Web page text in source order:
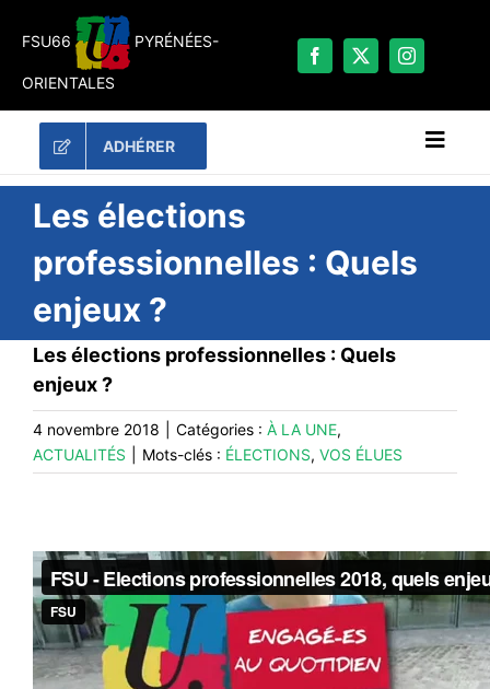
FSU66 PYRÉNÉES-
ORIENTALES
ADHÉRER
LES UNES
LA FSU 66
PUBLICATIONS
CONTACT
#FORMATION
#COMMUNIQUÉS
#ÉLECTIONS
Les élections
professionnelles : Quels
enjeux ?
Les élections professionnelles : Quels
enjeux ?
4 novembre 2018 Catégories : À LA UNE,
ACTUALITÉS
Mots-clés : ÉLECTIONS, VOS ÉLUES